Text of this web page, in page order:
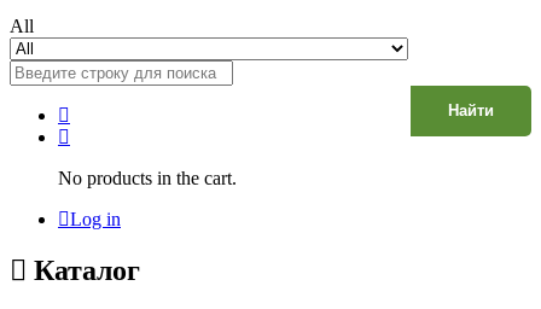
All
Найти
No products in the cart.
Log in
Каталог